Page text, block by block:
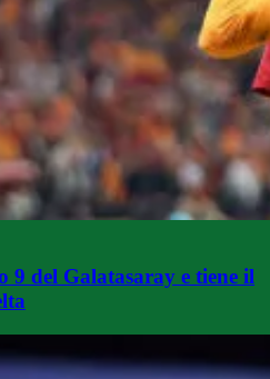
del Galatasaray e tiene il